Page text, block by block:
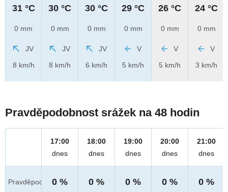
31 °C
0 mm
JV
8 km/h
30 °C
0 mm
JV
8 km/h
30 °C
0 mm
JV
6 km/h
29 °C
0 mm
V
5 km/h
26 °C
0 mm
V
5 km/h
24 °C
0 mm
V
3 km/h
Pravděpodobnost srážek na 48 hodin
Pravděpod.
17:00
dnes
0 %
18:00
dnes
0 %
19:00
dnes
0 %
20:00
dnes
0 %
21:00
dnes
0 %